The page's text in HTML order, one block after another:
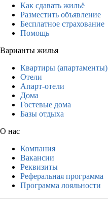
Как сдавать жильё
Разместить объявление
Бесплатное страхование
Помощь
Варианты жилья
Квартиры (апартаменты)
Отели
Апарт-отели
Дома
Гостевые дома
Базы отдыха
О нас
Компания
Вакансии
Реквизиты
Реферальная программа
Программа лояльности